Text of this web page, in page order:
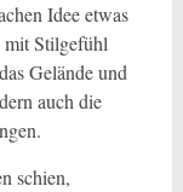
Idee etwas
mit Stilgefühl
Gelände und
auch die
schien,